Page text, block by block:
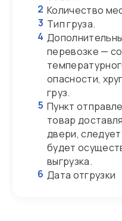
2 Количество
3 Тип груза.
4
перевозке —
опасности,
груз.
5 Пункт
товар
двери,
будет
выгрузка.
6 Дата отгрузки